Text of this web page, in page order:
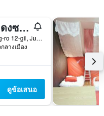
เอมพาธี ดงซองโร เกสต์เฮาส์ - โฮสเทล
9, Dongseong-ro 12-gil, Jung-gu, แทกู, เกาหลีใต้
ลางเมือง
ดูข้อเสนอ